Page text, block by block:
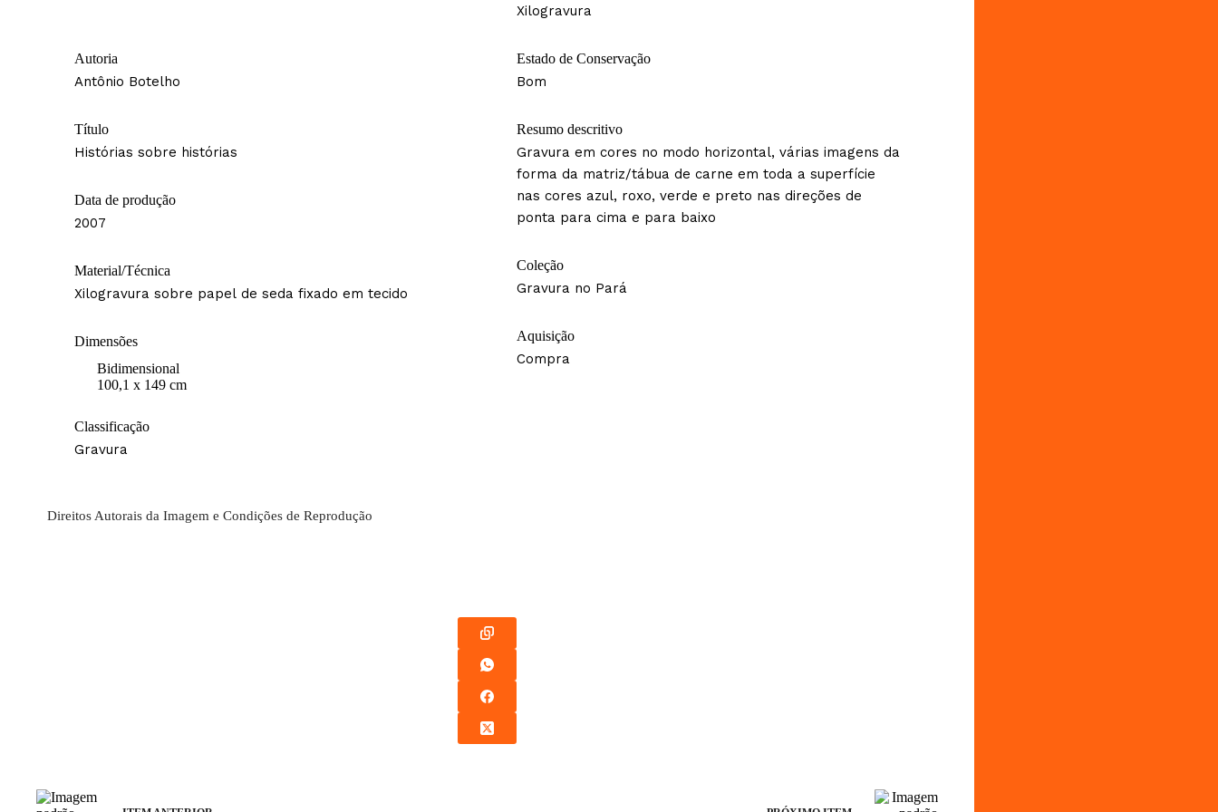
Autoria
Antônio Botelho
Título
Histórias sobre histórias
Data de produção
2007
Material/Técnica
Xilogravura sobre papel de seda fixado em tecido
Dimensões
Bidimensional
100,1 x 149 cm
Classificação
Gravura
Xilogravura
Estado de Conservação
Bom
Resumo descritivo
Gravura em cores no modo horizontal, várias imagens da
forma da matriz/tábua de carne em toda a superfície
nas cores azul, roxo, verde e preto nas direções de
ponta para cima e para baixo
Coleção
Gravura no Pará
Aquisição
Compra
Direitos Autorais da Imagem e Condições de Reprodução